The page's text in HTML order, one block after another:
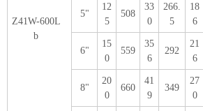
Z41W-600L
b
5"
12
5
508
33
0
266.
5
18
6
6"
15
0
559
35
6
292
21
6
8"
20
0
660
41
9
349
27
0